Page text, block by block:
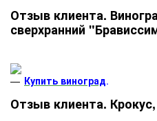
Отзыв клиента.
сверхранний
Купить виноград.
Отзыв клиента.